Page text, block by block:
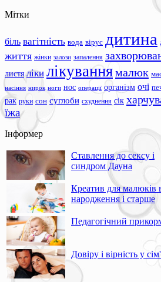
Мітки
біль вагітність вода вірус дитина
життя жінки залози запалення
листя ліки лікуваннямалюк
насіння нирок ноги нос операції організм очі
рак руки сон суглоби схуднення сік
їжа
Інформер
Ставлення до сексу і
синдром Дауна
Креатив для малюків
народження і старше
Педагогічний
Довіру і вірність у